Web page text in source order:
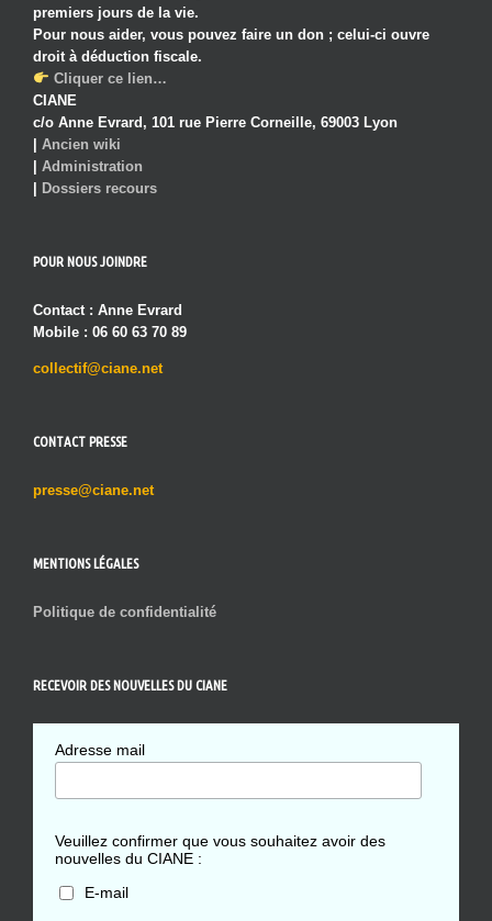
premiers jours de la vie.
Pour nous aider, vous pouvez faire un don ; celui-ci ouvre
droit à déduction fiscale.
Cliquer ce lien…
CIANE
c/o Anne Evrard, 101 rue Pierre Corneille, 69003 Lyon
Ancien wiki
Administration
Dossiers recours
POUR NOUS JOINDRE
Contact : Anne Evrard
Mobile : 06 60 63 70 89
collectif@ciane.net
CONTACT PRESSE
presse@ciane.net
MENTIONS LÉGALES
Politique de confidentialité
RECEVOIR DES NOUVELLES DU CIANE
Adresse mail
Veuillez confirmer que vous souhaitez avoir des
nouvelles du CIANE :
E-mail